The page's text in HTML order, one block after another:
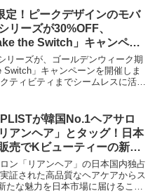
定！ピークデザインのモバ
リーズが30%OFF、
the Switch」キャンペー
マホ体験をアップデートし
か？
リーズが、ゴールデンウィーク期
」キャンペーンを開催しま
ティビティまでシームレスに活用
が韓国No.1ヘアサロ
アンヘア」とタッグ！日本
売でKビューティーの新潮
感させる魅力とは？
ン「リアンヘア」の日本国内独占
証された高品質なヘアケアからス
たな魅力を日本市場に届けるこの